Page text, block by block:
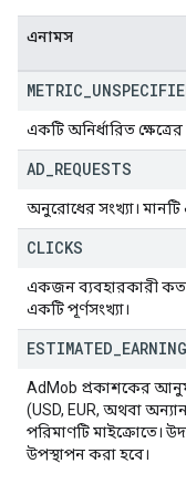
এনামস
METRIC
একটি অনির্ধারিত
AD REQUESTS
অনুরোধের সংখ্যা। মানটি
CLICKS
একজন ব্যবহারকারী
একটি পূর্ণসংখ্যা।
ESTIMATED
AdMob প্রকাশকের
(USD, EUR, অথবা
পরিমাণটি মাইক্রোতে।
উপস্থাপন করা হবে।